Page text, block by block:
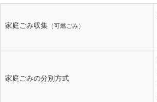
家庭ごみ収集 （可燃ごみ）
家庭ごみの分別方式